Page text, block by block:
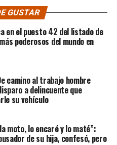
GUSTAR
en el puesto 42 del listado de
poderosos del mundo en
camino al trabajo hombre
a delincuente que
su vehículo
moto, lo encaré y lo maté”:
de su hija, confesó, pero